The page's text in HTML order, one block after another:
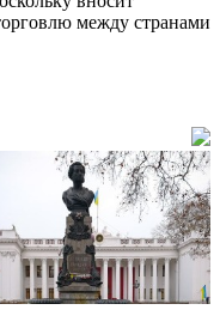
между странами